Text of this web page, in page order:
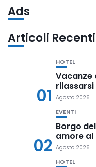
Ads
Articoli Recenti
01
HOTEL
Vacanze
Agosto 2026
02
EVENTI
Borgo
amore al
Agosto 2026
HOTEL